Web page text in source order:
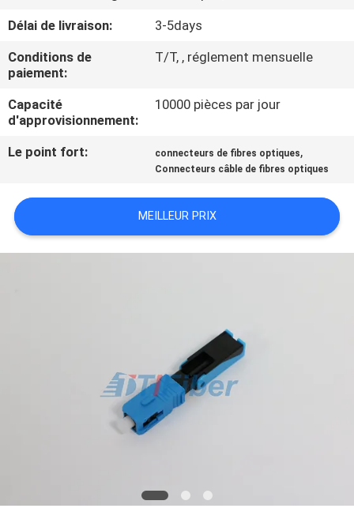
QUALITÉ
CONTACTEZ-
NOUS
DEMANDEZ
CITATION
Délai de livraison:
3-5days
Conditions de
paiement:
T/T, , réglement mensuelle
Capacité
d'approvisionnement:
10000 pièces par jour
Le point fort: connecteurs de fibres optiques,
Connecteurs câble de fibres optiques
MEILLEUR PRIX